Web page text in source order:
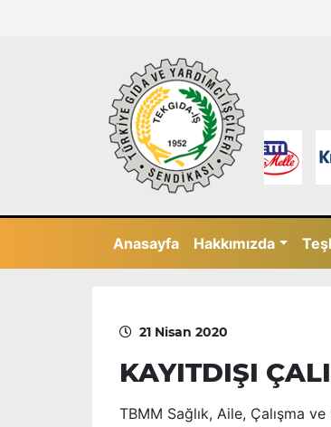
Anasayfa Hakkımızda
21 Nisan 2020
KAYITDIŞI
TBMM Sağlık, Aile, Çalışma